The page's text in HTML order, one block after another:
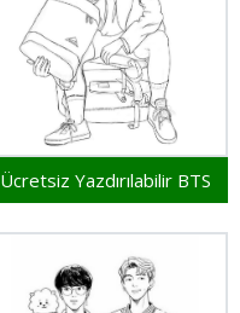
Ücretsiz Yazdırılabilir BTS